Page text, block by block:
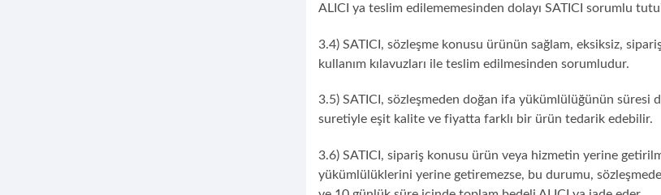
ALICI ya teslim edilememesinden dolayı SATICI sorumlu
3.4) SATICI, sözleşme konusu ürünün sağlam, eksiksiz,
kullanım kılavuzları ile teslim edilmesinden sorumludur.
3.5) SATICI, sözleşmeden doğan ifa yükümlülüğünün süresi
suretiyle eşit kalite ve fiyatta farklı bir ürün tedarik edebilir.
3.6) SATICI, sipariş konusu ürün veya hizmetin yerine
yükümlülüklerini yerine getiremezse, bu durumu,